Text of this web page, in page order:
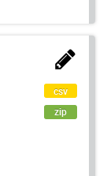
csv
zip